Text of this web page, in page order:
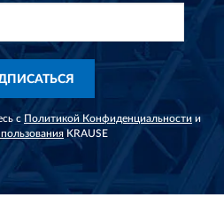
с Политикой Конфиденциальности и
KRAUSE